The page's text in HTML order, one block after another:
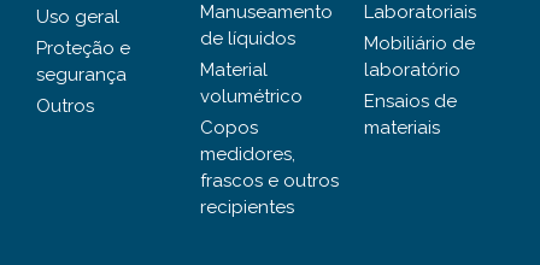
Uso geral
Proteção e
segurança
Outros
Manuseamento
de líquidos
Material
volumétrico
Copos
medidores,
frascos e outros
recipientes
Laboratoriais
Mobiliário de
laboratório
Ensaios de
materiais